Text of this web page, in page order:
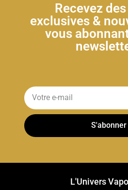
Recevez
exclusives &
vous
S'abonner
L'Univers